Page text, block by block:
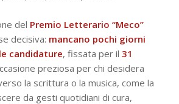
del Premio Letterario “Meco”
decisiva: mancano pochi giorni
candidature, fissata per il 31
preziosa per chi desidera
la scrittura o la musica, come la
da gesti quotidiani di cura,